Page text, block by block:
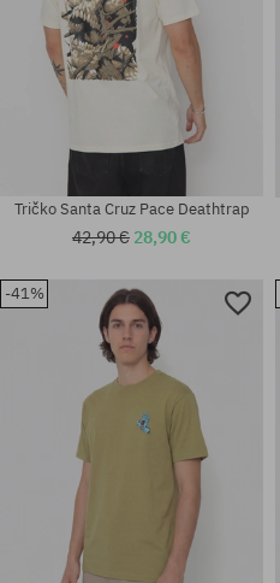
Dostupné veľkosti:
Tričko Santa Cruz Pace Deathtrap
42,90 € 28,90 €
-41%